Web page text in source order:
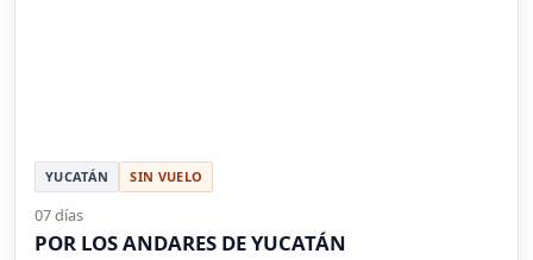
YUCATÁN SIN VUELO
07 días
POR LOS ANDARES DE YUCATÁN